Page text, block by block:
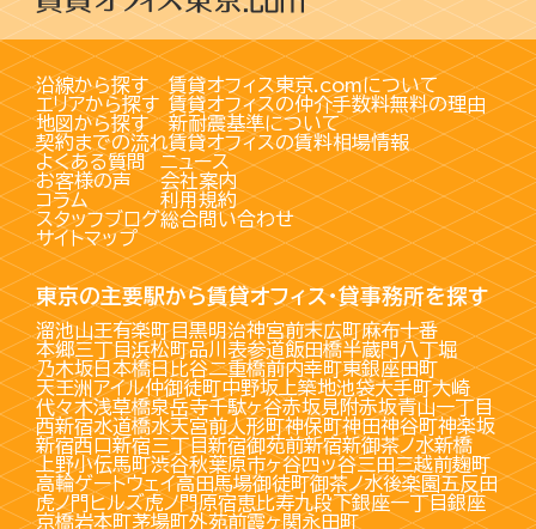
沿線から探す
エリアから探す
地図から探す
契約までの流れ
賃貸オフィス東京.comについて
賃貸オフィスの仲介手数料無料の理由
新耐震基準について
賃貸オフィスの賃料相場情報
よくある質問
お客様の声
コラム
スタッフブログ
サイトマップ
ニュース
会社案内
利用規約
総合問い合わせ
東京の主要駅から賃貸オフィス・貸事務所を探す
溜池山王有楽町目黒明治神宮前末広町麻布十番
本郷三丁目浜松町品川 表参道飯田橋半蔵門八丁堀
乃木坂日本橋日比谷二重橋前内幸町東銀座田町
天王洲アイル仲御徒町中野坂上築地池袋大手町大崎
代々木浅草橋泉岳寺千駄ヶ谷赤坂見附赤坂青山一丁目
西新宿水道橋水天宮前人形町神保町神田神谷町神楽坂
新宿西口新宿三丁目新宿御苑前新宿新御茶ノ水新橋
上野小伝馬町渋谷秋葉原市ヶ谷四ッ谷三田三越前麹町
高輪ゲートウェイ高田馬場御徒町御茶ノ水後楽園五反田
虎ノ門ヒルズ虎ノ門原宿恵比寿九段下銀座一丁目銀座
京橋岩本町茅場町外苑前霞ヶ関永田町